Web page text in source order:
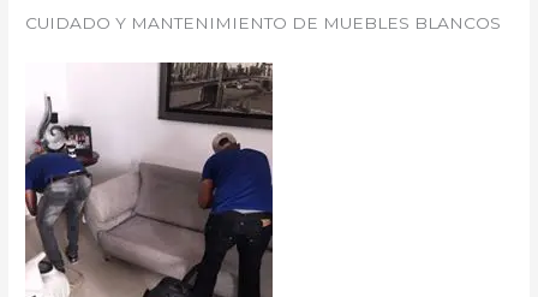
CUIDADO Y MANTENIMIENTO DE MUEBLES BLANCOS